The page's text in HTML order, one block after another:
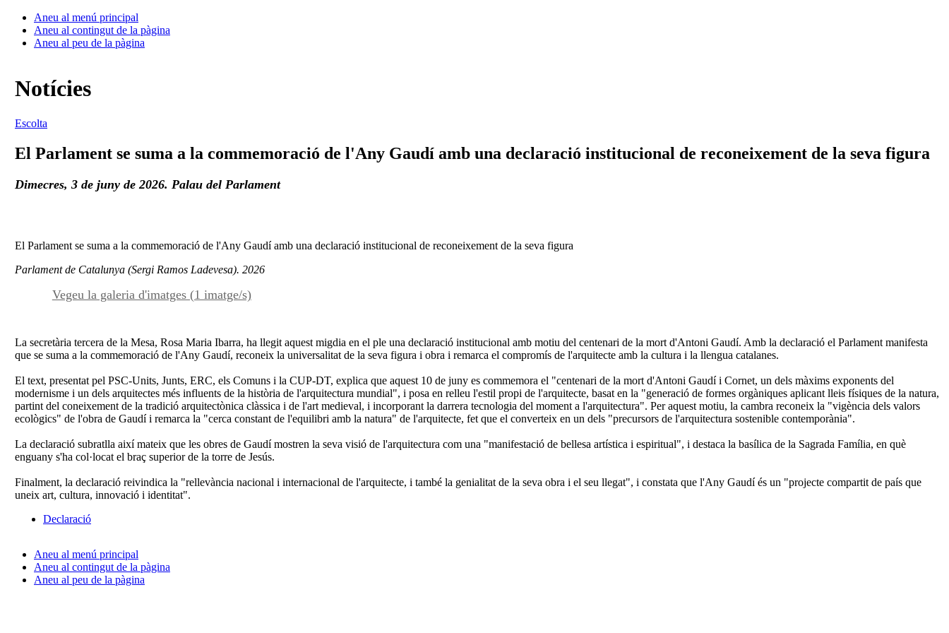
Aneu al menú principal
Aneu al contingut de la pàgina
Aneu al peu de la pàgina
Notícies
Escolta
El Parlament se suma a la commemoració de l'Any Gaudí amb una declaració institucional de reconeixement de la seva figura
Dimecres, 3 de juny de 2026. Palau del Parlament
El Parlament se suma a la commemoració de l'Any Gaudí amb una declaració institucional de reconeixement de la seva figura
Parlament de Catalunya (Sergi Ramos Ladevesa). 2026
Vegeu la galeria d'imatges (1 imatge/s)
La secretària tercera de la Mesa, Rosa Maria Ibarra, ha llegit aquest migdia en el ple una declaració institucional amb motiu del centenari de la mort d'Antoni Gaudí. Amb la declaració el Parlament manifesta
que se suma a la commemoració de l'Any Gaudí, reconeix la universalitat de la seva figura i obra i remarca el compromís de l'arquitecte amb la cultura i la llengua catalanes.
El text, presentat pel PSC-Units, Junts, ERC, els Comuns i la CUP-DT, explica que aquest 10 de juny es commemora el "centenari de la mort d'Antoni Gaudí i Cornet, un dels màxims exponents del
modernisme i un dels arquitectes més influents de la història de l'arquitectura mundial", i posa en relleu l'estil propi de l'arquitecte, basat en la "generació de formes orgàniques aplicant lleis físiques de la natura,
partint del coneixement de la tradició arquitectònica clàssica i de l'art medieval, i incorporant la darrera tecnologia del moment a l'arquitectura". Per aquest motiu, la cambra reconeix la "vigència dels valors
ecològics" de l'obra de Gaudí i remarca la "cerca constant de l'equilibri amb la natura" de l'arquitecte, fet que el converteix en un dels "precursors de l'arquitectura sostenible contemporània".
La declaració subratlla així mateix que les obres de Gaudí mostren la seva visió de l'arquitectura com una "manifestació de bellesa artística i espiritual", i destaca la basílica de la Sagrada Família, en què
enguany s'ha col·locat el braç superior de la torre de Jesús.
Finalment, la declaració reivindica la "rellevància nacional i internacional de l'arquitecte, i també la genialitat de la seva obra i el seu llegat", i constata que l'Any Gaudí és un "projecte compartit de país que
uneix art, cultura, innovació i identitat".
Declaració
Aneu al menú principal
Aneu al contingut de la pàgina
Aneu al peu de la pàgina